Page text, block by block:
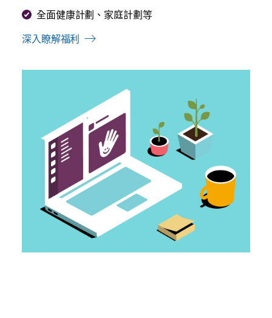
全面健康計劃、家庭計劃等
深入瞭解福利